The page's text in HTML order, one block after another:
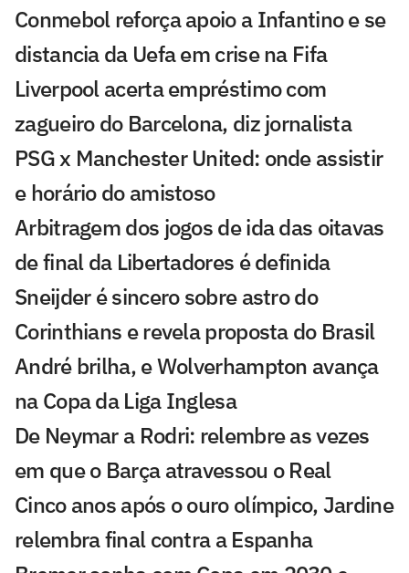
Conmebol reforça apoio a Infantino e se
distancia da Uefa em crise na Fifa
Liverpool acerta empréstimo com
zagueiro do Barcelona, diz jornalista
PSG x Manchester United: onde assistir
e horário do amistoso
Arbitragem dos jogos de ida das oitavas
de final da Libertadores é definida
Sneijder é sincero sobre astro do
Corinthians e revela proposta do Brasil
André brilha, e Wolverhampton avança
na Copa da Liga Inglesa
De Neymar a Rodri: relembre as vezes
em que o Barça atravessou o Real
Cinco anos após o ouro olímpico, Jardine
relembra final contra a Espanha